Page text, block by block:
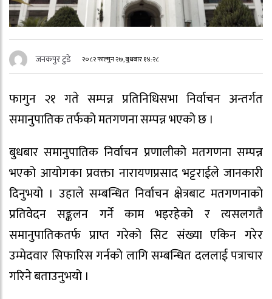
जनकपुर टुडे २०८२ फाल्गुन २७, बुधबार १४:२८
फागुन २१ गते सम्पन्न प्रतिनिधिसभा निर्वाचन अन्तर्गत
समानुपातिक तर्फको मतगणना सम्पन्न भएको छ ।
बुधबार समानुपातिक निर्वाचन प्रणालीको मतगणना सम्पन्न
भएको आयोगका प्रवक्ता नारायणप्रसाद भट्टराईले जानकारी
दिनुभयो । उहाले सम्बन्धित निर्वाचन क्षेत्रबाट मतगणनाको
प्रतिवेदन सङ्कलन गर्ने काम भइरहेको र त्यसलगतै
समानुपातिकतर्फ प्राप्त गरेको सिट संख्या एकिन गरेर
उम्मेदवार सिफारिस गर्नको लागि सम्बन्धित दललाई पत्राचार
गरिने बताउनुभयो ।